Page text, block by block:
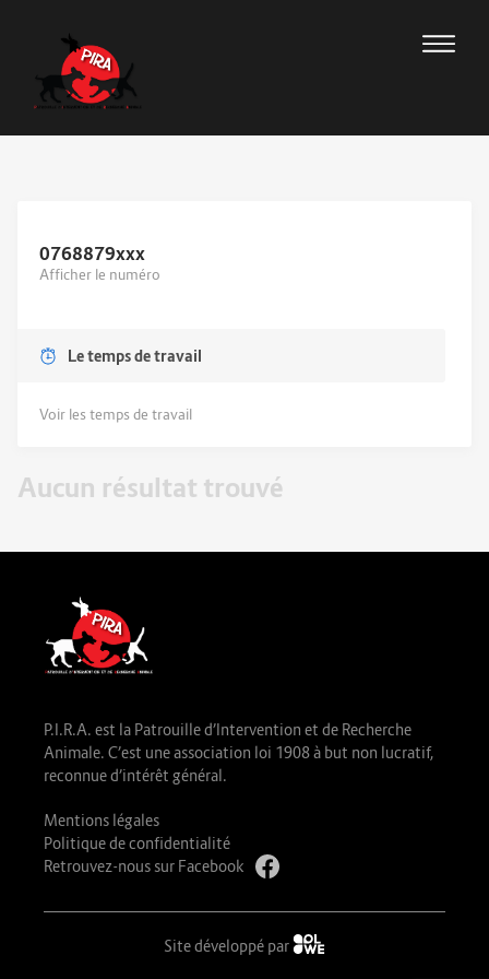
0768879xxx
Afficher le numéro
Le temps de travail
Voir les temps de travail
Aucun résultat trouvé
P.I.R.A. est la Patrouille d’Intervention et de Recherche
Animale. C’est une association loi 1908 à but non lucratif,
reconnue d’intérêt général.
Mentions légales
Politique de confidentialité
Retrouvez-nous sur Facebook
Site développé par